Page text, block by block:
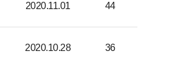
2020.11.01 44
2020.10.28 36